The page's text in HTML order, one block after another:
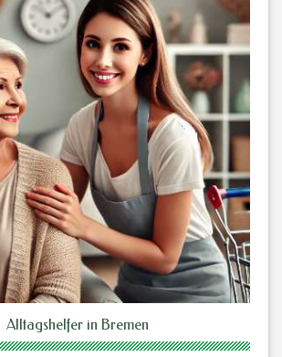
Alltagshelfer in Bremen